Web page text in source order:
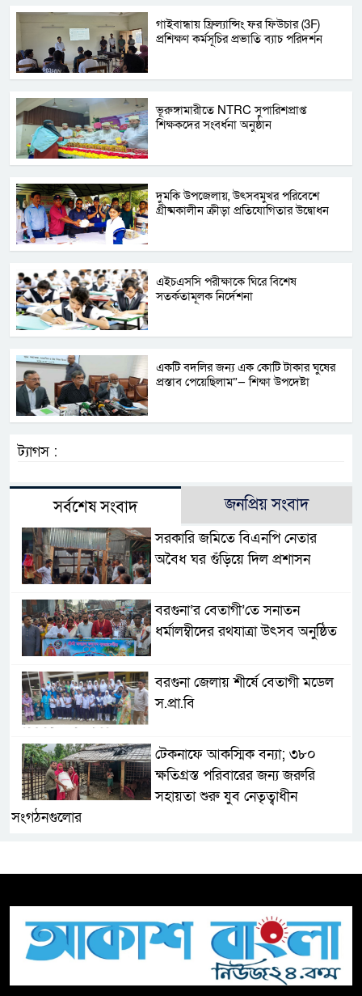
গাইবান্ধায় ফ্রিল্যান্সিং ফর ফিউচার (3F)
প্রশিক্ষণ কর্মসূচির প্রভাতি ব্যাচ পরিদর্শন
ভূরুঙ্গামারীতে NTRC সুপারিশপ্রাপ্ত
শিক্ষকদের সংবর্ধনা অনুষ্ঠান
দুমকি উপজেলায়, উৎসবমুখর পরিবেশে
গ্রীষ্মকালীন ক্রীড়া প্রতিযোগিতার উদ্বোধন
এইচএসসি পরীক্ষাকে ঘিরে বিশেষ
সতর্কতামূলক নির্দেশনা
একটি বদলির জন্য এক কোটি টাকার ঘুষের
প্রস্তাব পেয়েছিলাম”— শিক্ষা উপদেষ্টা
ট্যাগস :
সর্বশেষ সংবাদ জনপ্রিয় সংবাদ
সরকারি জমিতে বিএনপি নেতার
অবৈধ ঘর গুঁড়িয়ে দিল প্রশাসন
বরগুনা’র বেতাগী’তে সনাতন
ধর্মালম্বীদের রথযাত্রা উৎসব অনুষ্ঠিত
বরগুনা জেলায় শীর্ষে বেতাগী মডেল
স.প্রা.বি
টেকনাফে আকস্মিক বন্যা; ৩৮০
ক্ষতিগ্রস্ত পরিবারের জন্য জরুরি
সহায়তা শুরু যুব নেতৃত্বাধীন
সংগঠনগুলোর
টিকটকে অশালীন কনটেন্ট ও অনলাইন
হয়রানির অভিযোগে ব্রাহ্মণবাড়িয়ায়